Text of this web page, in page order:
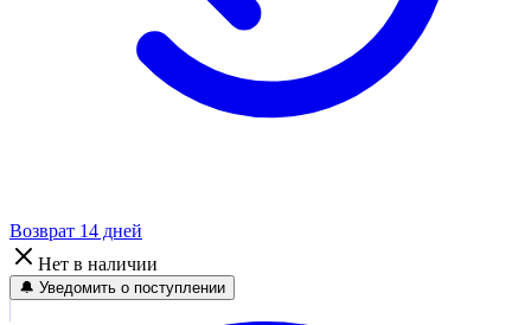
Возврат 14 дней
Нет в наличии
🔔 Уведомить о поступлении